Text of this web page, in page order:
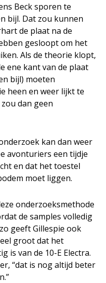
Beck sporen te
bijl. Dat zou kunnen
de plaat na de
gesloopt om het
Als de theorie klopt,
ene kant van de plaat
bijl) moeten
heen en weer lijkt te
dan geen
kan dan weer
avonturiers een tijdje
en dat het toestel
moet liggen.
onderzoeksmethode
de samples volledig
geeft Gillespie ook
groot dat het
is van de 10-E Electra.
“dat is nog altijd beter